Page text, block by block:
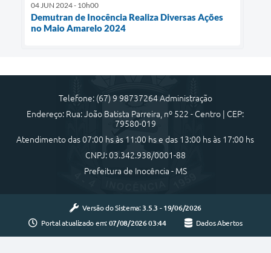
04 JUN 2024 - 10h00
Demutran de Inocência Realiza Diversas Ações
no Maio Amarelo 2024
Telefone: (67) 9 98737264 Administração
Endereço: Rua: João Batista Parreira, nº 522 - Centro | CEP:
79580-019
Atendimento das 07:00 hs às 11:00 hs e das 13:00 hs às 17:00 hs
CNPJ: 03.342.938/0001-88
Prefeitura de Inocência - MS
Versão do Sistema: 3.5.3 - 19/06/2026
Portal atualizado em: 07/08/2026 03:44 Dados Abertos